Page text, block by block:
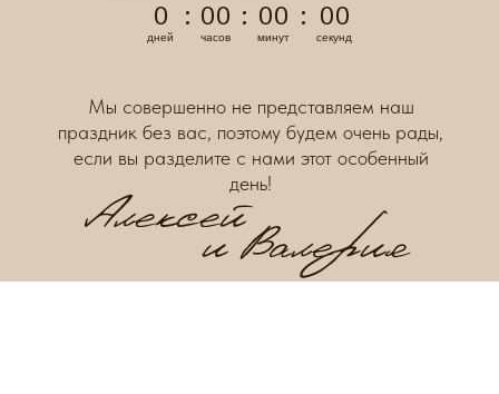
Мы совершенно не представляем наш
праздник без вас, поэтому будем очень рады,
если вы разделите с нами этот особенный
день!
0
дней
: 00
часов
: 00
минут
: 00
секунд